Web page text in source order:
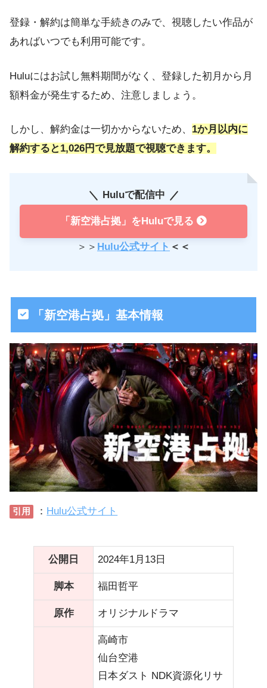
登録・解約は簡単な手続きのみで、視聴したい作品が
あればいつでも利用可能です。
Huluにはお試し無料期間がなく、登録した初月から月
額料金が発生するため、注意しましょう。
しかし、解約金は一切かからないため、 1か月以内に
解約すると1,026円で見放題で視聴できます。
Huluで配信中
「新空港占拠」をHuluで見る
＞＞ Hulu公式サイト ＜＜
「新空港占拠」基本情報
引用 ： Hulu公式サイト
公開日 2024年1月13日
脚本 福田哲平
原作 オリジナルドラマ
高崎市
仙台空港
日本ダスト NDK資源化リサ